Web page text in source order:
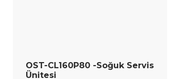
OST-CL160P80 -Soğuk Servis
Ünitesi